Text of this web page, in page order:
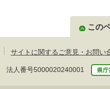
この
サイトに関するご意見・お問い
法人番号5000020240001